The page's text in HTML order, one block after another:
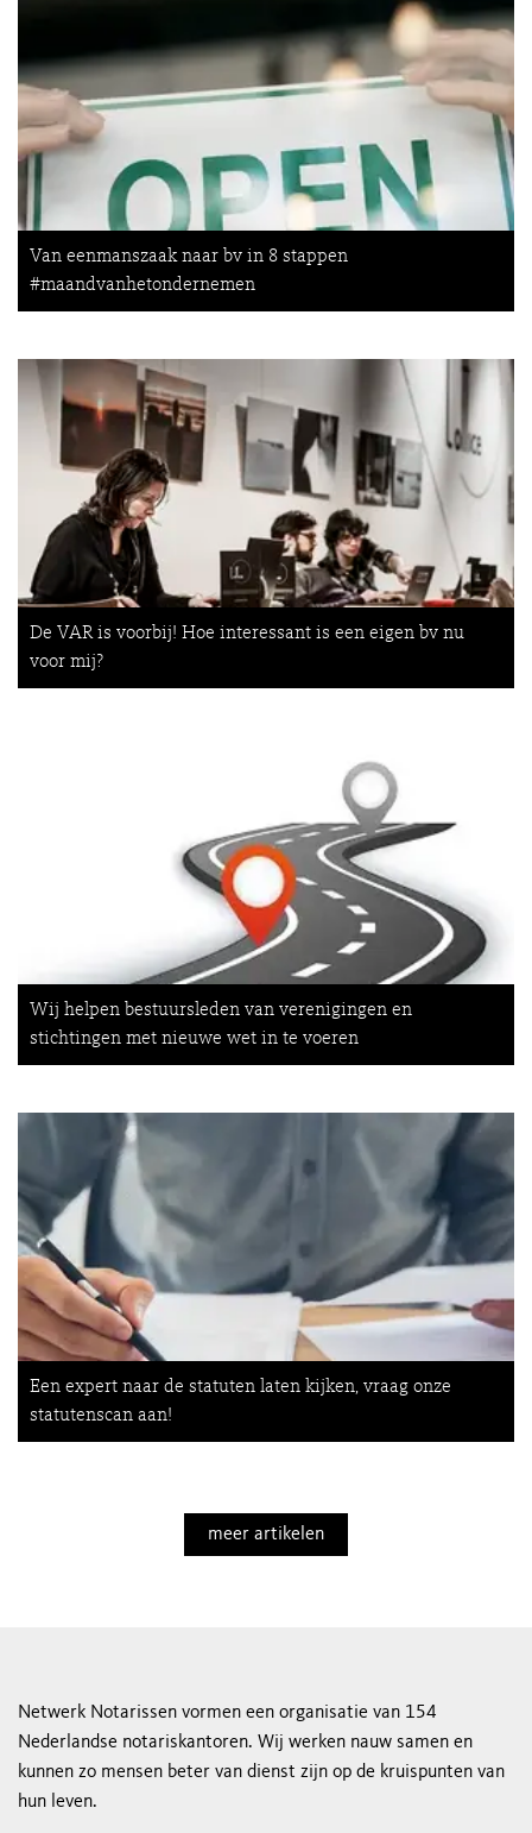
Van eenmanszaak naar bv in 8 stappen
#maandvanhetondernemen
De VAR is voorbij! Hoe interessant is een eigen bv nu
voor mij?
Wij helpen bestuursleden van verenigingen en
stichtingen met nieuwe wet in te voeren
Een expert naar de statuten laten kijken, vraag onze
statutenscan aan!
meer artikelen
Netwerk Notarissen vormen een organisatie van 154
Nederlandse notariskantoren. Wij werken nauw samen en
kunnen zo mensen beter van dienst zijn op de kruispunten van
hun leven.